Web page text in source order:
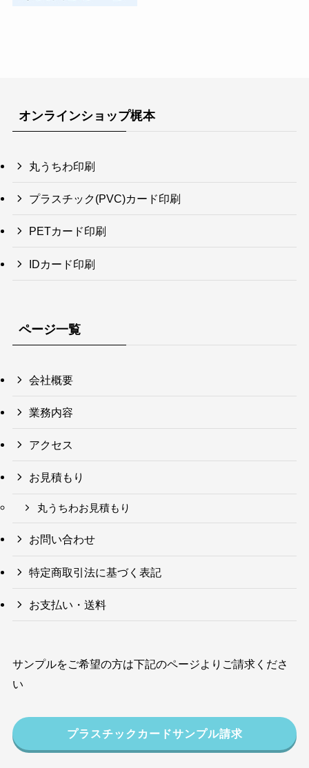
オンラインショップ梶本
丸うちわ印刷
プラスチック(PVC)カード印刷
PETカード印刷
IDカード印刷
ページ一覧
会社概要
業務内容
アクセス
お見積もり
丸うちわお見積もり
お問い合わせ
特定商取引法に基づく表記
お支払い・送料
サンプルをご希望の方は下記のページよりご請求くださ
い
プラスチックカードサンプル請求